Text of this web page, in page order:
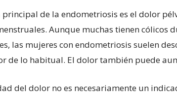
principal de la endometriosis es el dolor
Aunque muchas tienen cólicos
las mujeres con endometriosis suelen
de lo habitual. El dolor también puede
del dolor no es necesariamente un